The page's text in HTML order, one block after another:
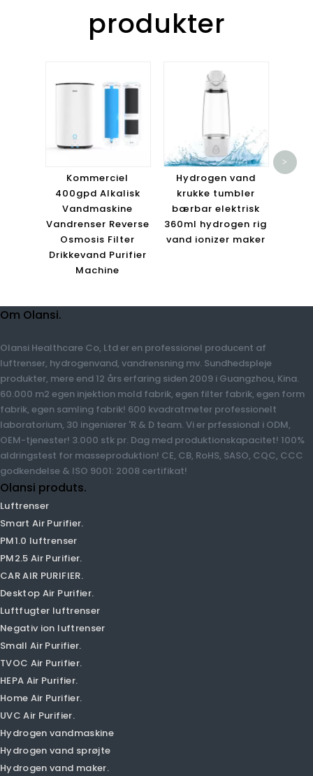
produkter
Kommerciel
400gpd Alkalisk
Vandmaskine
Vandrenser Reverse
Osmosis Filter
Drikkevand Purifier
Machine
Hydrogen vand
krukke tumbler
bærbar elektrisk
360ml hydrogen rig
vand ionizer maker
>
Olansi Healthcare Co, Ltd er en professionel producent af
luftrenser, hydrogenvand, vandrensning mv. Sundhedspleje
produkter, mere end 12 års erfaring siden 2009 i Guangzhou, Kina.
60.000 m2 egen injektion mold fabrik, egen filter fabrik, egen
form fabrik, egen samling fabrik! 600 kvadratmeter
professionelt laboratorium, 30 ingeniører 'R & D team. Vi er
prfessional i ODM, OEM-tjenester! 3.000 stk pr. Dag med
produktionskapacitet! 100% aldringstest for masseproduktion!
CE, CB, RoHS, SASO, CQC, CCC godkendelse & ISO 9001: 2008
certifikat!
Olansi produts.
Luftrenser
PM1.0 luftrenser
PM2.5 Air Purifier.
CAR AIR PURIFIER.